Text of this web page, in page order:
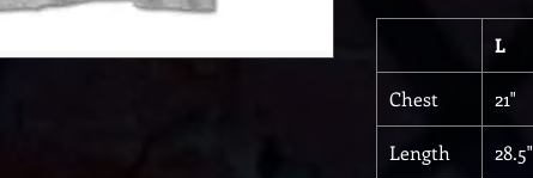
L
Chest 21"
Length 28.5"